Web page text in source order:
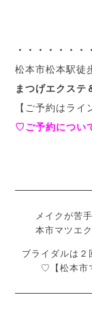
・・・・・・
松本市松本駅徒
まつげエクステ
【ご予約はライ
♡ご予約につい
メイクが苦
本市マツエ
ブライダルは２
♡【松本市